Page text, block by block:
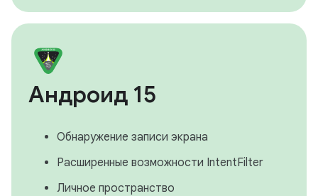
Андроид 15
Обнаружение записи экрана
Расширенные возможности IntentFilter
Личное пространство